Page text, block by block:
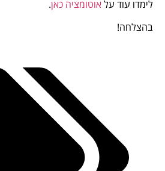
לימדו עוד עלאוטומציה כאן.
בהצלחה!